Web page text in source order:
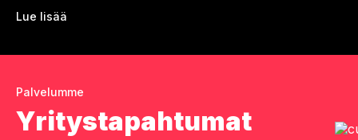
Lue lisää
Palvelumme
Yritys­tapahtumat